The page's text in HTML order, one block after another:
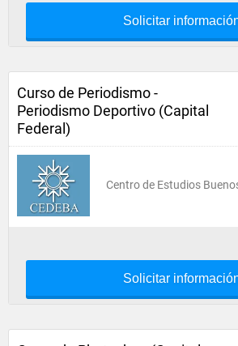
Solicitar
Curso de Periodismo -
Periodismo Deportivo (Capital
Federal)
Centro de Estudios
Solicitar